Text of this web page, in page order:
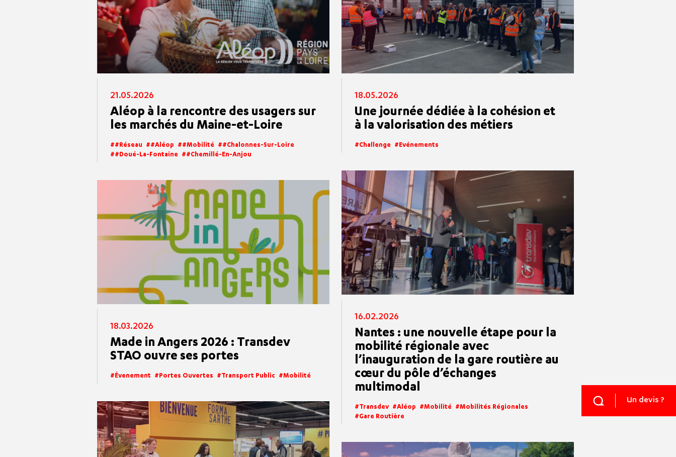
21.05.2026
Aléop à la rencontre des usagers sur
les marchés du Maine-et-Loire
#réseau #aléop #mobilité
#Chalonnes-Sur-Loire
#Doué-La-Fontaine
#Chemillé-En-Anjou
18.05.2026
Une journée dédiée à la cohésion et
à la valorisation des métiers
Challenge Evénements
18.03.2026
Made in Angers 2026 : Transdev
STAO ouvre ses portes
Évenement Portes Ouvertes Transport Public Mobilité
16.02.2026
Nantes : une nouvelle étape pour la
mobilité régionale avec
l’inauguration de la gare routière au
cœur du pôle d’échanges
multimodal
Transdev Aléop Mobilité
Mobilités Régionales
Gare Routière
Un devis ?